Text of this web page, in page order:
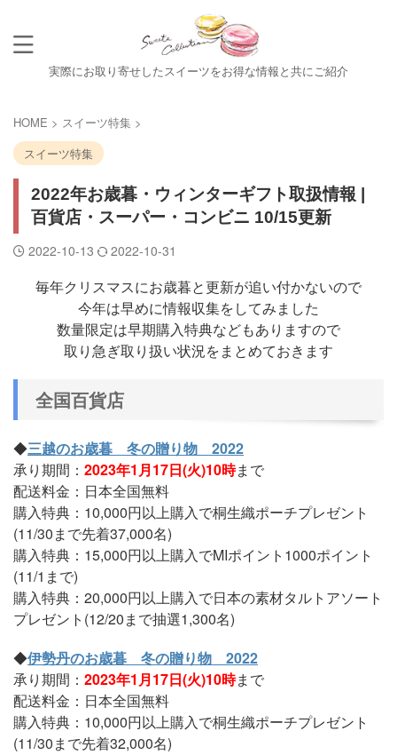
実際にお取り寄せしたスイーツをお得な情報と共にご紹介
HOME > スイーツ特集 >
スイーツ特集
2022年お歳暮・ウィンターギフト取扱情報 |
百貨店・スーパー・コンビニ 10/15更新
2022-10-13 2022-10-31
毎年クリスマスにお歳暮と更新が追い付かないので
今年は早めに情報収集をしてみました
数量限定は早期購入特典などもありますので
取り急ぎ取り扱い状況をまとめておきます
全国百貨店
◆三越のお歳暮 冬の贈り物 2022
承り期間： 2023年1月17日(火)10時まで
配送料金：日本全国無料
購入特典：10,000円以上購入で桐生織ポーチプレゼント
(11/30まで先着37,000名)
購入特典：15,000円以上購入でMIポイント1000ポイント
(11/1まで)
購入特典：20,000円以上購入で日本の素材タルトアソート
プレゼント(12/20まで抽選1,300名)
◆伊勢丹のお歳暮 冬の贈り物 2022
承り期間： 2023年1月17日(火)10時まで
配送料金：日本全国無料
購入特典：10,000円以上購入で桐生織ポーチプレゼント
(11/30まで先着32,000名)